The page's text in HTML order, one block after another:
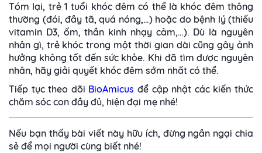
Tóm lại, trẻ 1 tuổi khóc đêm có thể là khóc đêm thông
thường (đói, đầy tã, quá nóng,…) hoặc do bệnh lý (thiếu
vitamin D3, ốm, thần kinh nhạy cảm,…). Dù là nguyên
nhân gì, trẻ khóc trong một thời gian dài cũng gây ảnh
hưởng không tốt đến sức khỏe. Khi đã tìm được nguyên
nhân, hãy giải quyết khóc đêm sớm nhất có thể.
Tiếp tục theo dõi BioAmicus để cập nhật các kiến thức
chăm sóc con đầy đủ, hiện đại mẹ nhé!
Nếu bạn thấy bài viết này hữu ích, đừng ngần ngại chia
sẻ để mọi người cùng biết nhé!